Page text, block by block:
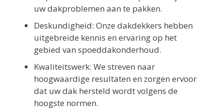
uw dakproblemen aan te pakken.
Deskundigheid: Onze dakdekkers hebben
uitgebreide kennis en ervaring op het
gebied van spoeddakonderhoud.
Kwaliteitswerk: We streven naar
hoogwaardige resultaten en zorgen ervoor
dat uw dak hersteld wordt volgens de
hoogste normen.